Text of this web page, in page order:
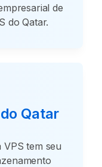
de
do Qatar.
Qatar
VPS tem seu